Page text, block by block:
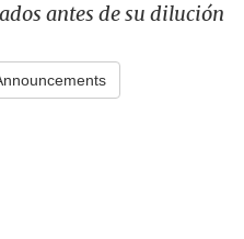
antes de su dilución